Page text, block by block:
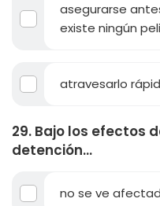
asegurarse
existe ningún
atravesarlo
29. Bajo los efectos
detención...
no se ve